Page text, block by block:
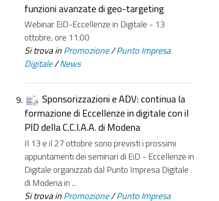
funzioni avanzate di geo-targeting
Webinar EiD-Eccellenze in Digitale - 13
ottobre, ore 11:00
Si trova in Promozione /Punto Impresa
Digitale /News
Sponsorizzazioni e ADV: continua la
formazione di Eccellenze in digitale con il
PID della C.C.I.A.A. di Modena
Il 13 e il 27 ottobre sono previsti i prossimi
appuntamenti dei seminari di EiD - Eccellenze in
Digitale organizzati dal Punto Impresa Digitale
di Modena in ...
Si trova in Promozione /Punto Impresa